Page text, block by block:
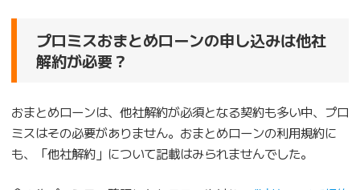
プロミスおまとめローンの申し込みは他社
解約が必要？
おまとめローンは、他社解約が必須となる契約も多い中、プロ
ミスはその必要がありません。おまとめローンの利用規約に
も、「他社解約」について記載はみられませんでした。